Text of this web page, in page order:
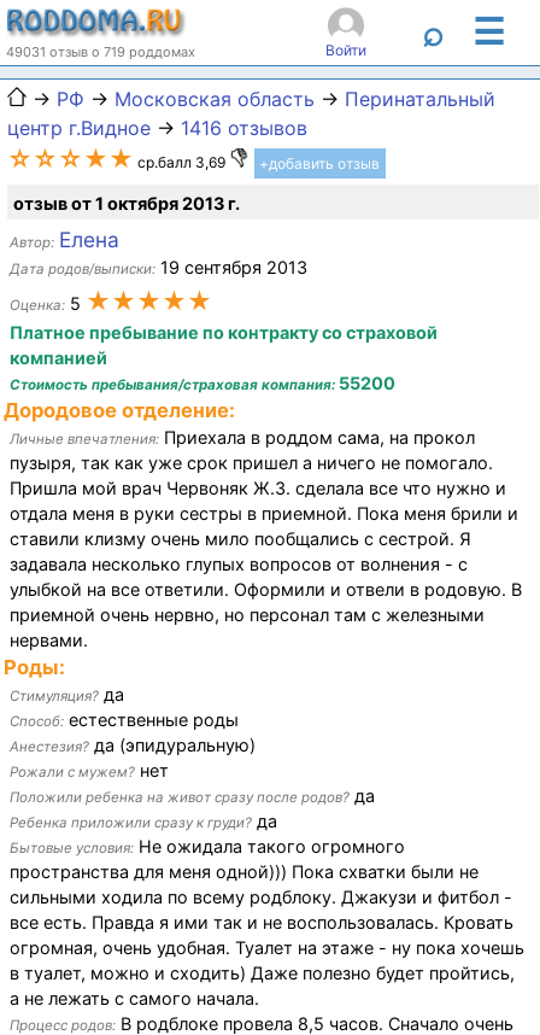
49031 отзыв о 719 роддомах Войти ⌕ ☰
→ РФ → Московская область → Перинатальный
центр г.Видное → 1416 отзывов
☆☆☆★★ ср.балл 3,69 +добавить отзыв
отзыв от 1 октября 2013 г.
Автор: Елена
Дата родов/выписки: 19 сентября 2013
Оценка: 5 ★★★★★
Платное пребывание по контракту со страховой
компанией
Стоимость пребывания/страховая компания: 55200
Дородовое отделение:
Личные впечатления: Приехала в роддом сама, на прокол
пузыря, так как уже срок пришел а ничего не помогало.
Пришла мой врач Червоняк Ж.З. сделала все что нужно и
отдала меня в руки сестры в приемной. Пока меня брили и
ставили клизму очень мило пообщались с сестрой. Я
задавала несколько глупых вопросов от волнения - с
улыбкой на все ответили. Оформили и отвели в родовую. В
приемной очень нервно, но персонал там с железными
нервами.
Роды:
Стимуляция? да
Способ: естественные роды
Анестезия? да (эпидуральную)
Рожали с мужем? нет
Положили ребенка на живот сразу после родов? да
Ребенка приложили сразу к груди? да
Бытовые условия: Не ожидала такого огромного
пространства для меня одной))) Пока схватки были не
сильными ходила по всему родблоку. Джакузи и фитбол -
все есть. Правда я ими так и не воспользовалась. Кровать
огромная, очень удобная. Туалет на этаже - ну пока хочешь
в туалет, можно и сходить) Даже полезно будет пройтись,
а не лежать с самого начала.
Процесс родов: В родблоке провела 8,5 часов. Сначало очень